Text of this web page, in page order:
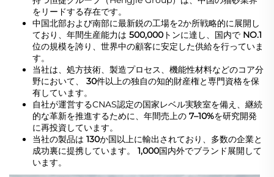
をリードする存在です。
中国北部および南部に最新鋭の工場を2か所戦略的に展開し
ており、年間生産能力は 500,000 トンに達し、国内で
位の規模を誇り、世界中の顧客に安定した供給を行っていま
す。
当社は、処方技術、製造プロセス、機能性材料などのコア分
野において、 30件以上の独自の知的財産権と専門資格を保
有しています。
自社が運営するCNAS認定の国家レベル実験室を備え、継続
的な革新を推進するために、年間売上の 7–10%を研究開発
に再投資しています。
当社の製品は 130か国以上に輸出されており、多数の企業と
成功裏に提携しています。 1,000国内外でブランド展開して
います。